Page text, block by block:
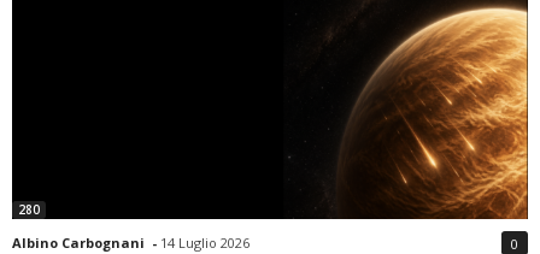
280
Albino Carbognani - 14 Luglio 2026 0